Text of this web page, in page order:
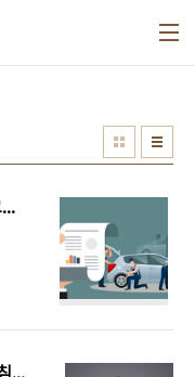
[금융정보 A to Z] 자동차 정비하시려고요? 현혹되지 마세요! 그 또한 ‘보험사기’랍니다~